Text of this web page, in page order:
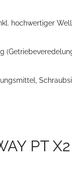
hochwertiger
PT X2